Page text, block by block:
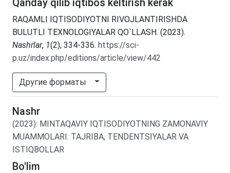
RAQAMLI IQTISODIYOTNI RIVOJLANTIRISHDA
BULUTLI TEXNOLOGIYALAR QO`LLASH. (2023).
Nashrlar, 1(2), 334-336. https://sci-
p.uz/index.php/editions/article/view/442
Другие форматы
Nashr
(2023): MINTAQAVIY IQTISODIYOTNING ZAMONAVIY
MUAMMOLARI: TAJRIBA, TENDENTSIYALAR VA
ISTIQBOLLAR
Bo'lim